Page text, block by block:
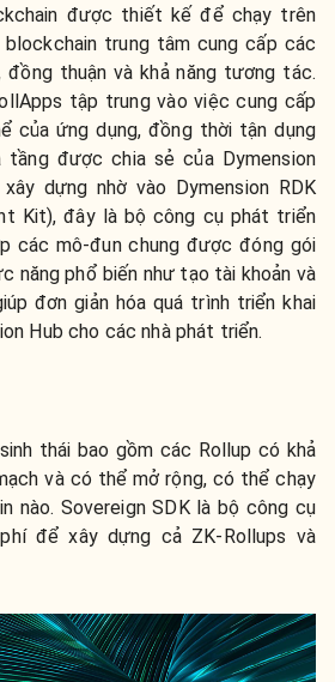
được thiết kế để chạy trên
blockchain trung tâm cung cấp các
đồng thuận và khả năng tương tác.
tập trung vào việc cung cấp
của ứng dụng, đồng thời tận dụng
được chia sẻ của Dymension
dựng nhờ vào Dymension RDK
Kit), đây là bộ công cụ phát triển
các mô-đun chung được đóng gói
năng phổ biến như tạo tài khoản và
đơn giản hóa quá trình triển khai
Hub cho các nhà phát triển.
thái bao gồm các Rollup có khả
và có thể mở rộng, có thể chạy
nào. Sovereign SDK là bộ công cụ
để xây dựng cả ZK-Rollups và